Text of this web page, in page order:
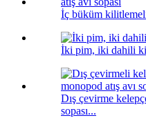
İç büküm
İki pim, iki dahili
Dış çevirme
sopası...